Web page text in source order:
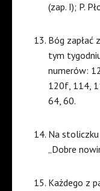
(zap. I); P.
Bóg zapłać
tym
numerów:
120f, 114,
64, 60.
Na
„Dobre
Każdego z